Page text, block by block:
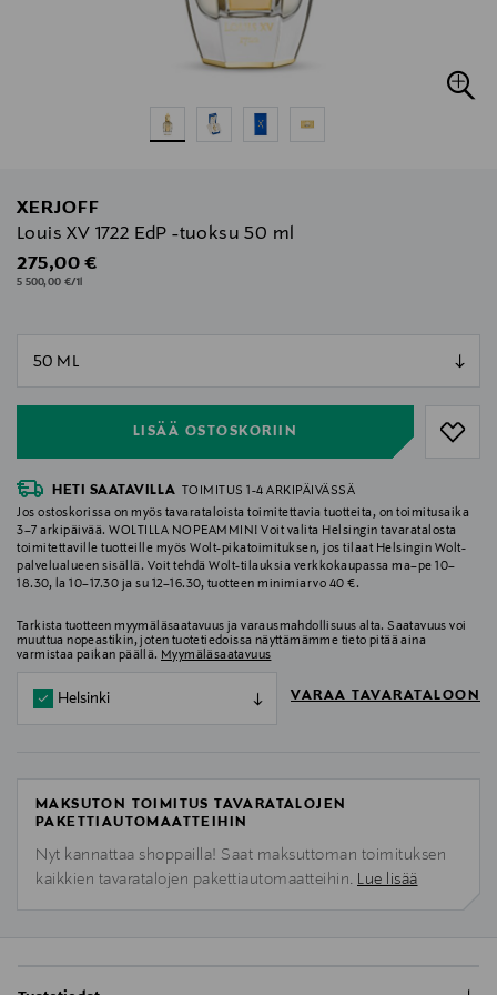
XERJOFF
Louis XV 1722 EdP -tuoksu 50 ml
Original Price
275,00 €
5 500,00 €/1l
LISÄÄ OSTOSKORIIN
HETI SAATAVILLA
TOIMITUS 1-4 ARKIPÄIVÄSSÄ
Jos ostoskorissa on myös tavarataloista toimitettavia tuotteita, on toimitusaika
3–7 arkipäivää. WOLTILLA NOPEAMMIN! Voit valita Helsingin tavaratalosta
toimitettaville tuotteille myös Wolt-pikatoimituksen, jos tilaat Helsingin Wolt-
palvelualueen sisällä. Voit tehdä Wolt-tilauksia verkkokaupassa ma–pe 10–
18.30, la 10–17.30 ja su 12–16.30, tuotteen minimiarvo 40 €.
Tarkista tuotteen myymäläsaatavuus ja varausmahdollisuus alta. Saatavuus voi
muuttua nopeastikin, joten tuotetiedoissa näyttämämme tieto pitää aina
varmistaa paikan päällä. Myymäläsaatavuus
Helsinki VARAA TAVARATALOON
MAKSUTON TOIMITUS TAVARATALOJEN
PAKETTIAUTOMAATTEIHIN
Nyt kannattaa shoppailla! Saat maksuttoman toimituksen
kaikkien tavaratalojen pakettiautomaatteihin. Lue lisää